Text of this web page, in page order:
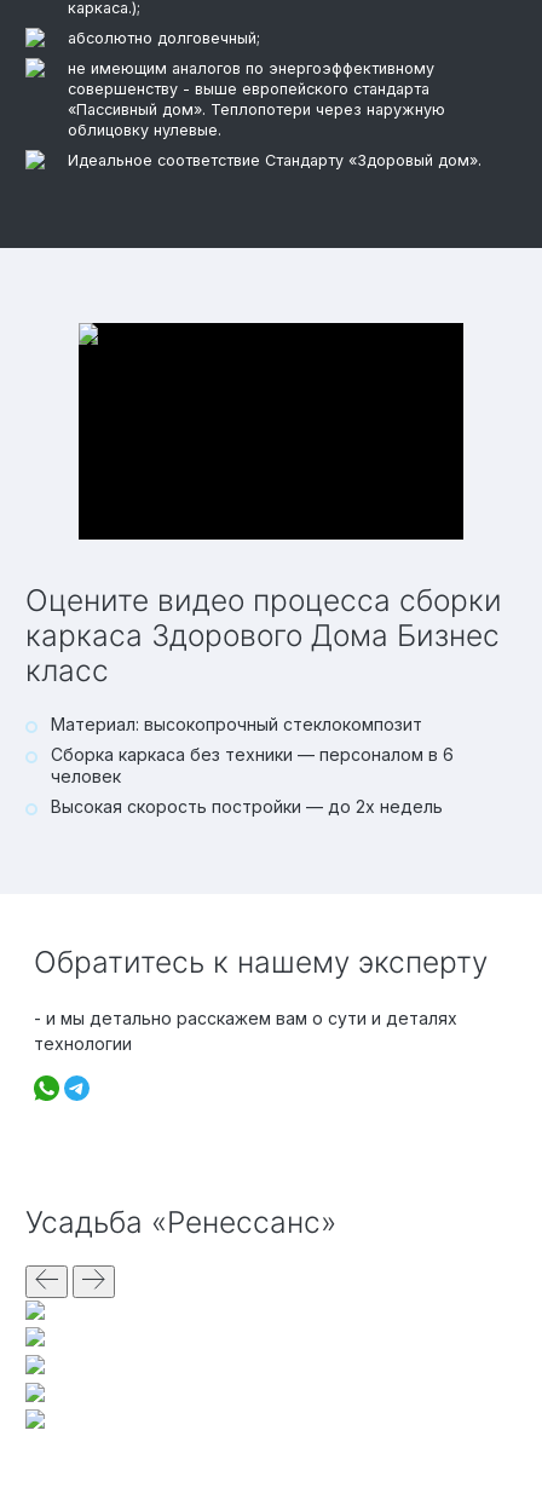
каркаса.);
абсолютно долговечный;
не имеющим аналогов по энергоэффективному
совершенству - выше европейского стандарта
«Пассивный дом». Теплопотери через наружную
облицовку нулевые.
Идеальное соответствие Стандарту «Здоровый дом».
Оцените видео процесса сборки
каркаса Здорового Дома Бизнес
класс
Материал: высокопрочный стеклокомпозит
Сборка каркаса без техники — персоналом в 6
человек
Высокая скорость постройки — до 2х недель
Обратитесь к нашему эксперту
- и мы детально расскажем вам о сути и деталях
технологии
Усадьба «Ренессанс»